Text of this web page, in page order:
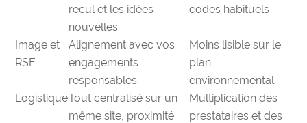
recul et les idées
nouvelles
codes habituels
Image et
RSE
Alignement avec vos
engagements
responsables
Moins lisible sur le
plan
environnemental
LogistiqueTout centralisé sur un
même site, proximité
Multiplication des
prestataires et des